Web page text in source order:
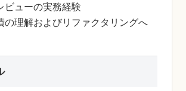
ビューの実務経験
の理解およびリファクタリングへ